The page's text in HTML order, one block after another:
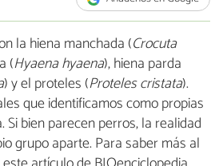
la hiena manchada (Crocuta
(Hyaena hyaena), hiena parda
) y el proteles (Proteles cristata).
que identificamos como propias
Si bien parecen perros, la realidad
grupo aparte. Para saber más al